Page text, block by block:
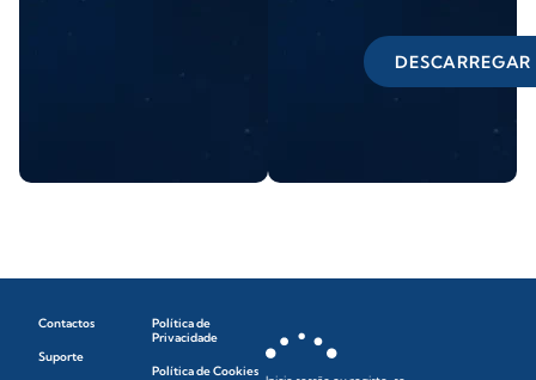
DESCARREGAR
Contactos
Suporte
Política de
Privacidade
Política de Cookies